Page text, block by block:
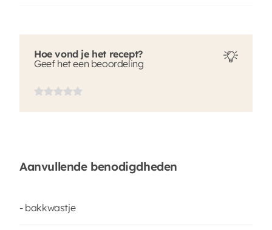
Hoe vond je het recept?
Geef het een beoordeling
Aanvullende benodigdheden
- bakkwastje